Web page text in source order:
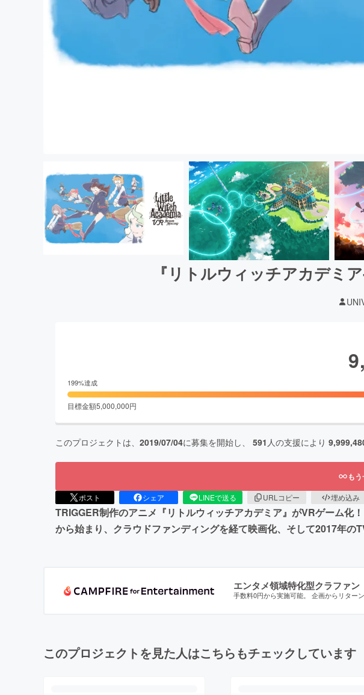
『リトルウィッチアカデミ
199%達成
目標金額5,000,000円
このプロジェクトは、 2019/07/04に募集を開始し、 591 人の支援により
も
ポスト シェア LINEで送る URLコピー 埋め込み
TRIGGER制作のアニメ『リトルウィッチアカデミア』がVRゲーム化
から始まり、クラウドファンディングを経て映画化、そして2017年
エンタメ領域特化型クラファン
手数料0円から実施可能。 企画からリター
このプロジェクトを見た人はこちらもチェックしています